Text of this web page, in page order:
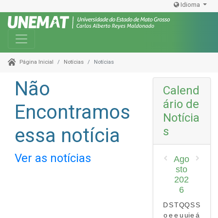
Idioma
Toggle navigation
Página Inicial Notícias Notícias
Não
Encontramos
essa notícia
Ver as notícias
Calend
ário de
Notícia
s
Ago
sto
202
6
D
o
S
e
T
e
Q
u
Q
ui
S
e
S
á